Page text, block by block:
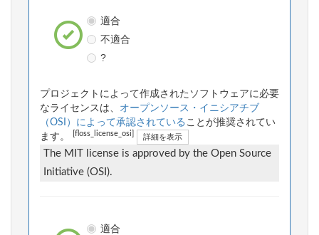
適合
不適合
?
プロジェクトによって作成されたソフトウェアに必要
なライセンスは、 オープンソース・イニシアチブ
（OSI）によって承認されている ことが推奨されてい
ます。
[floss_license_osi] 詳細を表示
The MIT license is approved by the Open Source
Initiative (OSI).
適合